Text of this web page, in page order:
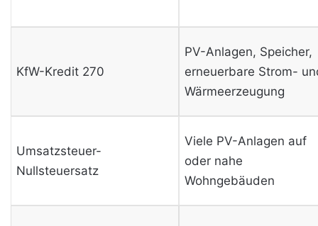
KfW-Kredit 270
PV-Anlagen, Speicher,
erneuerbare Strom-
Wärmeerzeugung
Umsatzsteuer-
Nullsteuersatz
Viele PV-Anlagen auf
oder nahe
Wohngebäuden